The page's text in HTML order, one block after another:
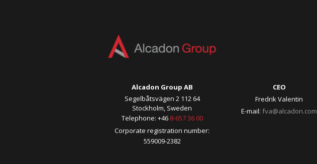
Alcadon Group AB
Segelbåtsvägen 2 112 64
Stockholm, Sweden
Telephone: +46 8-657 36 00
Corporate registration number:
559009-2382
CEO
Fredrik Valentin
E-mail: fva@alcadon.com